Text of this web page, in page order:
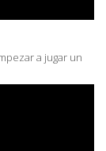
a jugar un